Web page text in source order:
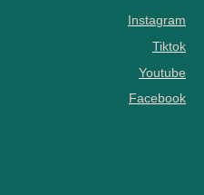
Instagram
Tiktok
Youtube
Facebook